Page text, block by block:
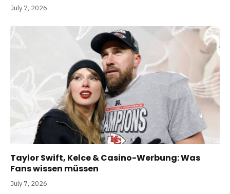
July 7, 2026
Taylor Swift, Kelce & Casino-Werbung: Was
Fans wissen müssen
July 7, 2026